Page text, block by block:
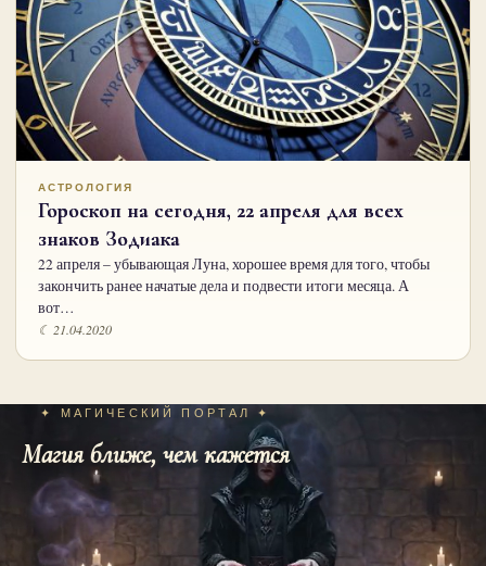
АСТРОЛОГИЯ
Гороскоп на сегодня, 22 апреля для всех
знаков Зодиака
22 апреля – убывающая Луна, хорошее время для того, чтобы
закончить ранее начатые дела и подвести итоги месяца. А
вот…
☾ 21.04.2020
✦ МАГИЧЕСКИЙ ПОРТАЛ ✦
Магия ближе, чем кажется